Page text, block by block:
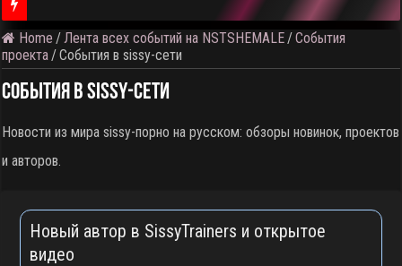
⚠️ Результаты голосования и тема следующего откртытого
Home / Лента всех событий на NSTSHEMALE /События
проекта /События в sissy-сети
События в sissy-сети
Новости из мира sissy-порно на русском: обзоры новинок, проектов
и авторов.
Новый автор в SissyTrainers и открытое
видео